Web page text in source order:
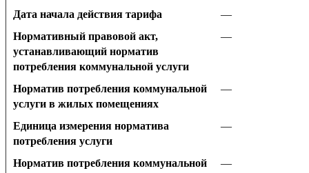
Дата начала действия тарифа
—
Нормативный правовой акт,
устанавливающий норматив
потребления коммунальной услуги
—
Норматив потребления коммунальной
услуги в жилых помещениях
—
Единица измерения норматива
потребления услуги
—
Норматив потребления коммунальной
—